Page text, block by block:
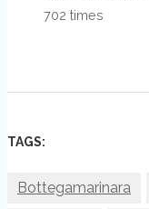
702 times
TAGS:
Bottegamarinara